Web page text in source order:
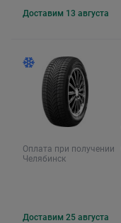
Доставим 13 августа
Оплата при получении
Челябинск
Доставим 25 августа